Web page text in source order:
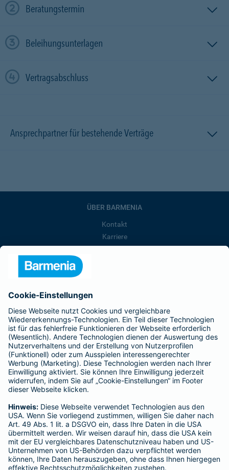
Beratungstermin
Beleihungsunterlagen
Vertragsabschluss
Ansprechpartner für bestehende Verträge
ÜBER BARMENIA
Kontakt
Karriere
Barmenia ist Teil der BarmeniaGothaer
BELIEBTE SEITEN
Kranken-Zusatzversicherung
Tierversicherungen
Haftpflichtversicherung
Hausratversicherung
Adresse ändern
Schaden melden
Kilometerstandsmeldung
Serviceübersicht